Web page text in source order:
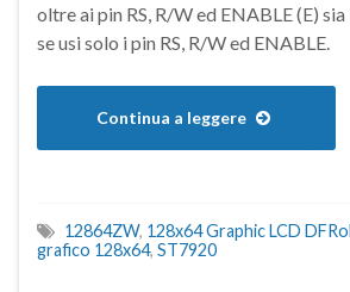
oltre ai pin RS, R/W ed ENABLE (E)
se usi solo i pin RS, R/W ed ENABLE.
Continua a leggere
12864ZW, 128x64 Graphic LCD
grafico 128x64, ST7920